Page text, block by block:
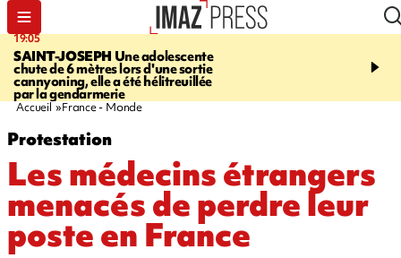
19:05
SAINT-JOSEPH Une adolescente
chute de 6 mètres lors d'une sortie
cannyoning, elle a été hélitreuillée
par la gendarmerie
20:44
rouée de coups,
Accueil France - Monde
Protestation
Les médecins étrangers
menacés de perdre leur
poste en France